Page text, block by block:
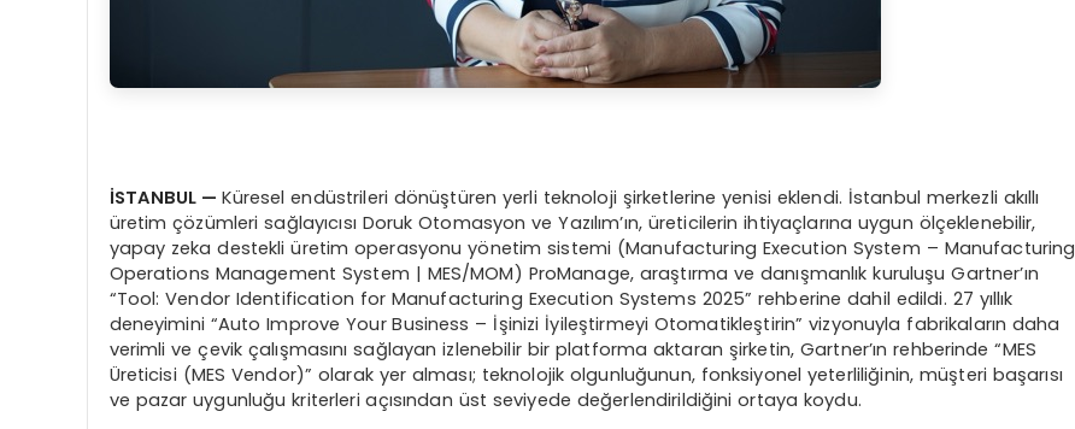
İSTANBUL —Küresel endüstrileri dönüştüren yerli teknoloji şirketlerine yenisi eklendi. İstanbul merkezli akıllı
üretim çözümleri sağlayıcısı Doruk Otomasyon ve Yazılım’ın, üreticilerin ihtiyaçlarına uygun ölçeklenebilir,
yapay zeka destekli üretim operasyonu yönetim sistemi (Manufacturing Execution System – Manufacturing
Operations Management System | MES/MOM) ProManage, araştırma ve danışmanlık kuruluşu Gartner’ın
“Tool: Vendor Identification for Manufacturing Execution Systems 2025” rehberine dahil edildi. 27 yıllık
deneyimini “Auto Improve Your Business – İşinizi İyileştirmeyi Otomatikleştirin” vizyonuyla fabrikaların daha
verimli ve çevik çalışmasını sağlayan izlenebilir bir platforma aktaran şirketin, Gartner’ın rehberinde “MES
Üreticisi (MES Vendor)” olarak yer alması; teknolojik olgunluğunun, fonksiyonel yeterliliğinin, müşteri başarısı
ve pazar uygunluğu kriterleri açısından üst seviyede değerlendirildiğini ortaya koydu.